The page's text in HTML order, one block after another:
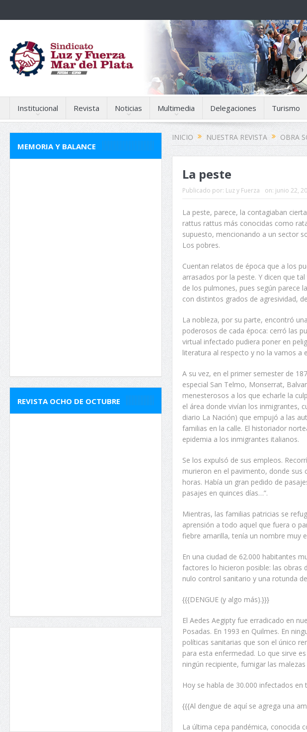
Institucional Revista Noticias Multimedia Delegaciones Turismo
INICIO NUESTRA REVISTA OBRA
La peste
Publicado por: Luz y Fuerza on: junio 22,
La peste, parece, la contagiaban
rattus rattus más conocidas como
supuesto, mencionando a un sector
Los pobres.
Cuentan relatos de época que a los
arrasados por la peste. Y dicen que
de los pulmones, pues según parece
con distintos grados de agresividad,
La nobleza, por su parte, encontró
poderosos de cada época: cerró las
virtual infectado pudiera poner en
literatura al respecto y no la vamos a
A su vez, en el primer semester de
especial San Telmo, Monserrat,
menesterosos a los que echarle la
el área donde vivían los inmigrantes,
diario La Nación) que empujó a las
familias en la calle. El historiador
epidemia a los inmigrantes italianos.
Se los expulsó de sus empleos.
murieron en el pavimento, donde sus
horas. Había un gran pedido de
pasajes en quinces días…”.
Mientras, las familias patricias se
aprensión a todo aquel que fuera o
fiebre amarilla, tenía un nombre muy
En una ciudad de 62.000 habitantes
factores lo hicieron posible: las obras
nulo control sanitario y una rotunda
{{{DENGUE (y algo más).}}}
El Aedes Aegipty fue erradicado en
Posadas. En 1993 en Quilmes. En
políticas sanitarias que son el único
para esta enfermedad. Lo que sirve
ningún recipiente, fumigar las
Hoy se habla de 30.000 infectados
{{{Al dengue de aquí se agrega una
La última cepa pandémica, conocida
MEMORIA Y BALANCE
REVISTA OCHO DE OCTUBRE